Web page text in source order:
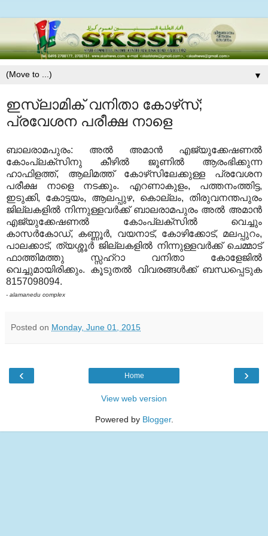
▼
ഇസ്‌ലാമിക് വനിതാ കോഴ്‌സ്;
പ്രവേശന പരീക്ഷ നാളെ
ബാലരാമപുരം: അല്‍ അമാന്‍ എജ്യുക്കേഷണല്‍
കോംപ്ലക്‌സിനു കീഴില്‍ ജൂണില്‍ ആരംഭിക്കുന്ന
ഹാഫിളത്ത്, ആലിമത്ത് കോഴ്‌സിലേക്കുള്ള പ്രവേശന
പരീക്ഷ നാളെ നടക്കും. എറണാകുളം, പത്തനംത്തിട്ട,
ഇടുക്കി, കോട്ടയം, ആലപ്പുഴ, കൊല്ലം, തിരുവനന്തപുരം
ജില്ലകളില്‍ നിന്നുള്ളവര്‍ക്ക് ബാലരാമപുരം അല്‍ അമാന്‍
എജ്യുക്കേഷണല്‍ കോംപ്ലക്‌സില്‍ വെച്ചും
കാസര്‍കോഡ്, കണ്ണൂര്‍, വയനാട്, കോഴിക്കോട്, മലപ്പുറം,
പാലക്കാട്, ത്യശ്ശൂര്‍ ജില്ലകളില്‍ നിന്നുള്ളവര്‍ക്ക് ചെമ്മാട്
ഫാത്തിമത്തു സ്സഹ്‌റാ വനിതാ കോളേജില്‍
വെച്ചുമായിരിക്കും. കൂടുതല്‍ വിവരങ്ങള്‍ക്ക് ബന്ധപ്പെടുക
8157098094.
- alamanedu complex
Posted on Monday, June 01, 2015
‹ ›
Home
View web version
Powered by Blogger.